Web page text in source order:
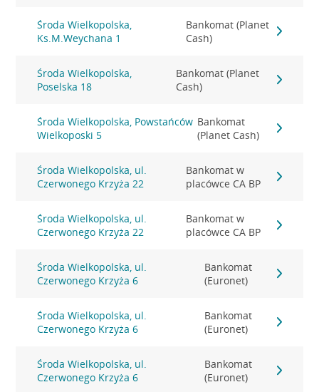
Środa Wielkopolska,
Ks.M.Weychana 1
Bankomat (Planet
Cash)
Środa Wielkopolska,
Poselska 18
Bankomat (Planet
Cash)
Środa Wielkopolska, Powstańców
Wielkoposki 5
Bankomat
(Planet Cash)
Środa Wielkopolska, ul.
Czerwonego Krzyża 22
Bankomat w
placówce CA BP
Środa Wielkopolska, ul.
Czerwonego Krzyża 22
Bankomat w
placówce CA BP
Środa Wielkopolska, ul.
Czerwonego Krzyża 6
Bankomat
(Euronet)
Środa Wielkopolska, ul.
Czerwonego Krzyża 6
Bankomat
(Euronet)
Środa Wielkopolska, ul.
Czerwonego Krzyża 6
Bankomat
(Euronet)